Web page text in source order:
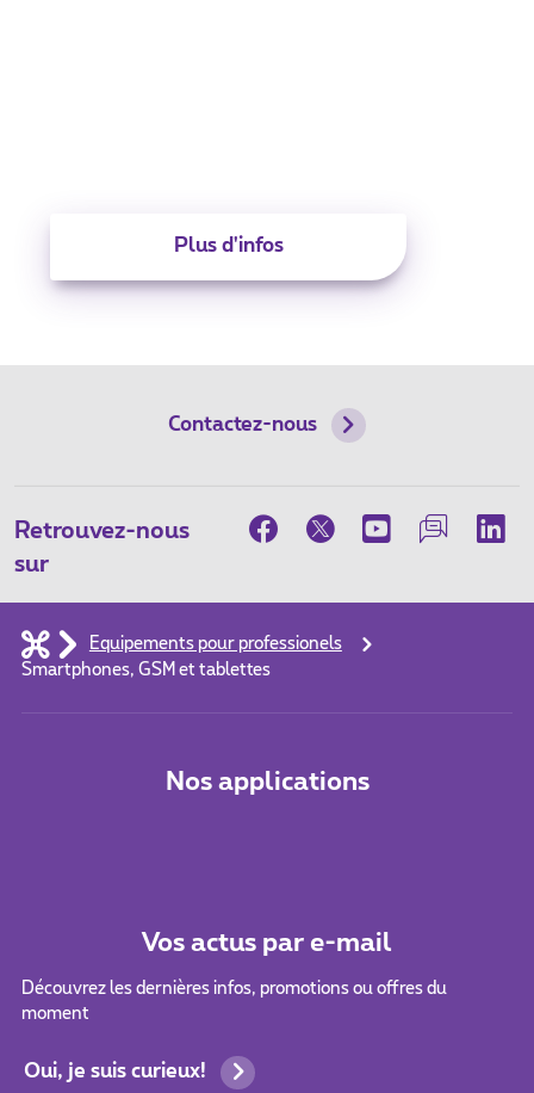
Plus d'infos
Contactez-nous
Retrouvez-nous
sur
Equipements pour professionels
Smartphones, GSM et tablettes
Nos applications
Vos actus par e-mail
Découvrez les dernières infos, promotions ou offres du
moment
Oui, je suis curieux!